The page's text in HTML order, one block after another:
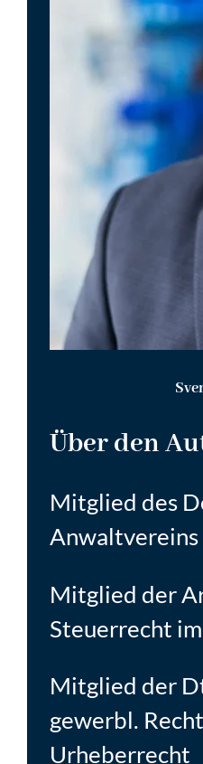
Über den
Mitglied des
Anwaltvereins
Mitglied der
Steuerrecht
Mitglied der
gewerbl.
Urheberrecht